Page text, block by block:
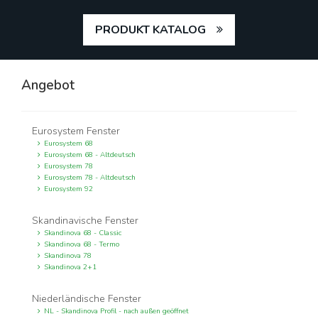
PRODUKT KATALOG
Angebot
Eurosystem Fenster
Eurosystem 68
Eurosystem 68 - Altdeutsch
Eurosystem 78
Eurosystem 78 - Altdeutsch
Eurosystem 92
Skandinavische Fenster
Skandinova 68 - Classic
Skandinova 68 - Termo
Skandinova 78
Skandinova 2+1
Niederländische Fenster
NL - Skandinova Profil - nach außen geöffnet